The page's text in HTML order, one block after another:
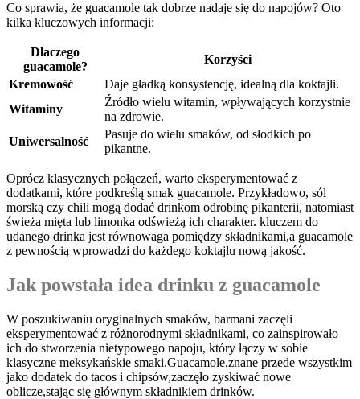
Co sprawia,⁢ że guacamole tak ‌dobrze nadaje się do​ napojów? ​Oto
‍kilka kluczowych informacji:
Dlaczego
guacamole?
Korzyści
Kremowość
Daje gładką konsystencję, idealną dla koktajli.
Witaminy
Źródło wielu ⁣witamin, wpływających korzystnie⁣
na zdrowie.
Uniwersalność
Pasuje do‌ wielu smaków, od słodkich po
pikantne.
Oprócz klasycznych połączeń, warto eksperymentować z
dodatkami, które podkreślą ‍smak⁣ guacamole. Przykładowo, sól
morską czy chili ⁢mogą dodać drinkom odrobinę⁤ pikanterii, natomiast
świeża mięta lub ‍limonka odświeżą⁣ ich charakter. kluczem ‍do
udanego⁣ drinka jest⁣ równowaga pomiędzy składnikami,a guacamole⁢
z pewnością⁤ wprowadzi⁤ do ⁣każdego koktajlu⁢ nową jakość.
Jak powstała‍ idea‍ drinku z guacamole
W poszukiwaniu oryginalnych smaków,⁣ barmani zaczęli
‍eksperymentować z różnorodnymi składnikami, co ⁤zainspirowało
ich ⁢do ⁤stworzenia​ nietypowego napoju, który‌ łączy‍ w sobie
klasyczne meksykańskie smaki.Guacamole,znane przede ⁢wszystkim
jako dodatek do tacos i chipsów,zaczęło zyskiwać nowe
⁢oblicze,stając się‌ głównym ⁢składnikiem drinków.